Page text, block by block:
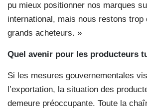
pu mieux positionner nos marques
international, mais nous restons trop
grands acheteurs. »
Quel avenir pour les producteurs
Si les mesures gouvernementales
l’exportation, la situation des
demeure préoccupante. Toute la